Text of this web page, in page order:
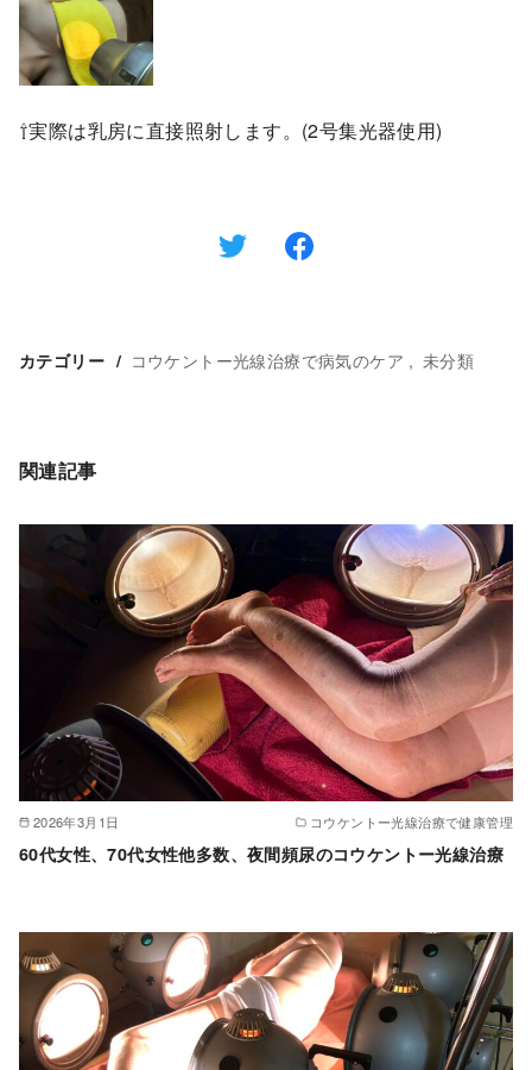
⇧実際は乳房に直接照射します。(2号集光器使用)
カテゴリー コウケントー光線治療で病気のケア 未分類
関連記事
2026年3月1日 コウケントー光線治療で健康管理
60代女性、70代女性他多数、夜間頻尿のコウケントー光線治療